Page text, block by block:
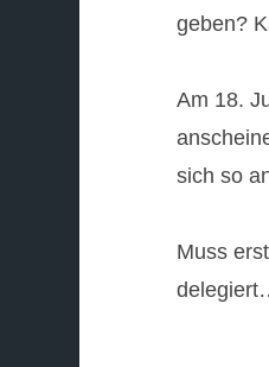
geben?
Am 18.
sich so
Muss